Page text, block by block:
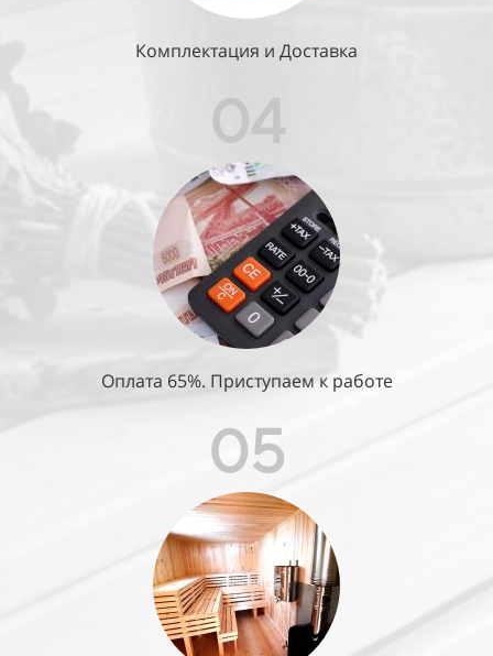
Комплектация и Доставка
04
Оплата 65%. Приступаем к работе
05